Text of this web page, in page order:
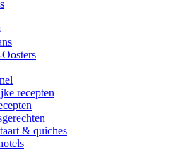
recepten
& quiches